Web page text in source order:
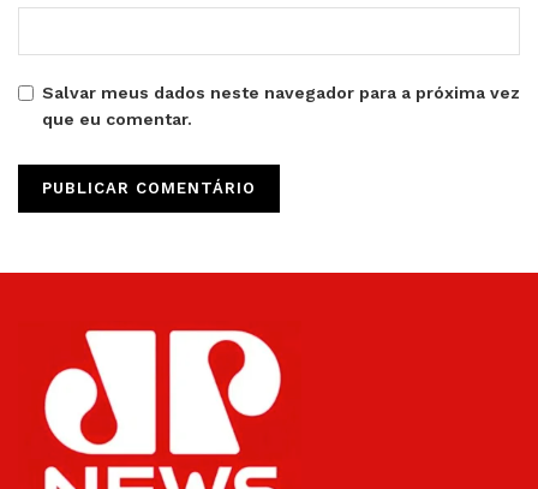
Salvar meus dados neste navegador para a próxima vez
que eu comentar.